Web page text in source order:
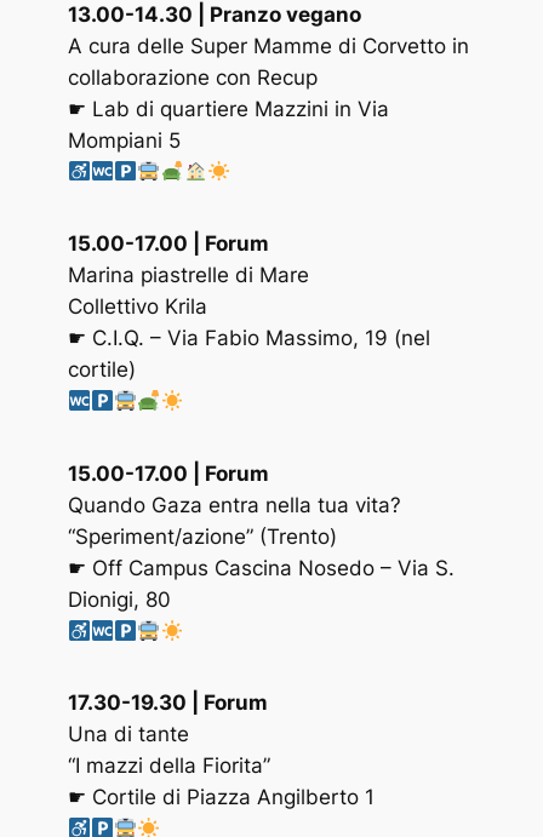
13.00-14.30 | Pranzo vegano
A cura delle Super Mamme di Corvetto in
collaborazione con Recup
☛ Lab di quartiere Mazzini in Via
Mompiani 5
15.00-17.00 | Forum
Marina piastrelle di Mare
Collettivo Krila
☛ C.I.Q. – Via Fabio Massimo, 19 (nel
cortile)
15.00-17.00 | Forum
Quando Gaza entra nella tua vita?
“Speriment/azione” (Trento)
☛ Off Campus Cascina Nosedo – Via S.
Dionigi, 80
17.30-19.30 | Forum
Una di tante
“I mazzi della Fiorita”
☛ Cortile di Piazza Angilberto 1